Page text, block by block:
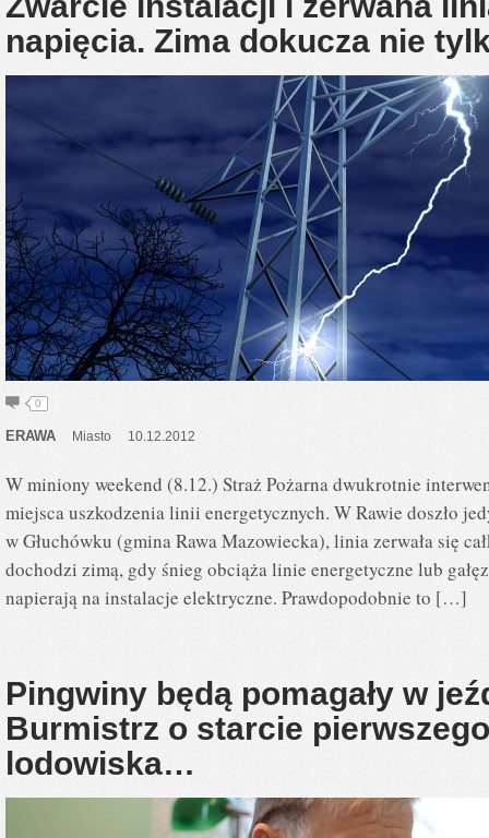
napięcia. Zima dokucza nie
0
ERAWA Miasto 10.12.2012
W miniony weekend (8.12.) Straż Pożarna dwukrotnie
miejsca uszkodzenia linii energetycznych. W Rawie doszło
w Głuchówku (gmina Rawa Mazowiecka), linia zerwała się
dochodzi zimą, gdy śnieg obciąża linie energetyczne lub
napierają na instalacje elektryczne. Prawdopodobnie to […]
Pingwiny będą pomagały w
Burmistrz o starcie
lodowiska…